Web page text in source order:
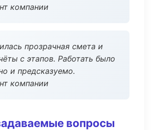
компании
прозрачная смета и
с этапов. Работать было
и предсказуемо.
компании
вопросы